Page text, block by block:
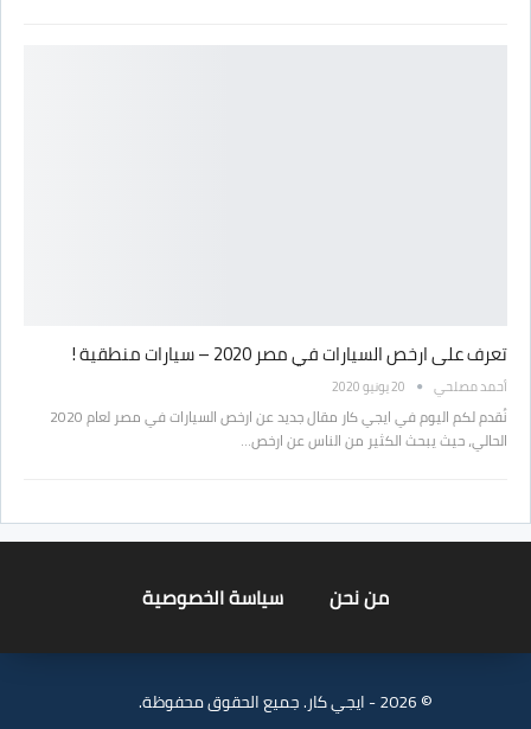
تعرف على ارخص السيارات في مصر 2020 – سيارات منطقية !
أحمد مصلحي 20 يونيو 2020
نُقدم لكم اليوم في ايجي كار مقال جديد عن ارخص السيارات في مصر لعام 2020
الحالي، حيث يبحث الكثير من الناس عن ارخص…
من نحن سياسة الخصوصية
© 2026 - ايجي كار. جميع الحقوق محفوظة.